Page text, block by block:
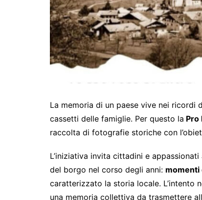
La memoria di un paese vive nei ricordi
cassetti delle famiglie. Per questo la Pro
raccolta di fotografie storiche con
L’iniziativa invita cittadini e
del borgo nel corso degli anni: momenti
caratterizzato la storia locale. L’intento
una memoria collettiva da trasmettere